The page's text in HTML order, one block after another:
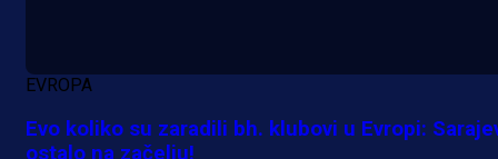
EVROPA
Evo koliko su zaradili bh. klubovi u Evropi:
ostalo na začelju!